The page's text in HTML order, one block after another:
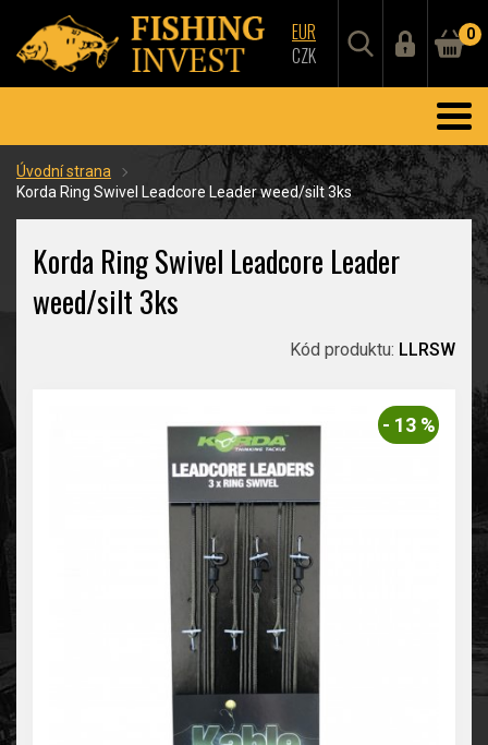
EUR
CZK
0
Úvodní strana
Korda Ring Swivel Leadcore Leader weed/silt 3ks
Korda Ring Swivel Leadcore Leader
weed/silt 3ks
Kód produktu: LLRSW
- 13 %